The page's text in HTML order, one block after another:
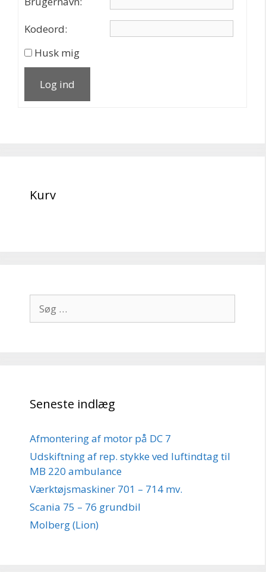
Kodeord:
Husk mig
Log ind
Kurv
efter:
Seneste indlæg
Afmontering af motor på DC 7
Udskiftning af rep. stykke ved luftindtag til
MB 220 ambulance
Værktøjsmaskiner 701 – 714 mv.
Scania 75 – 76 grundbil
Molberg (Lion)